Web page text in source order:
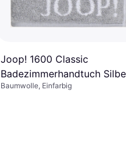
Joop! 1600 Classic
Badezimmerhandtuch
Grau, Weiß (100x50cm)
Baumwolle, Einfarbig